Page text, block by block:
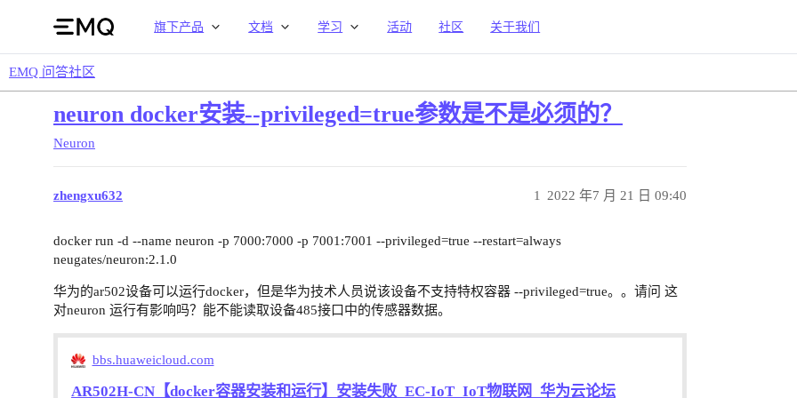
旗下产品 文档 学习 活动 社区 关于我们
EMQ 问答社区
neuron docker安装--privileged=true参数是不是必须的？
Neuron
zhengxu632 2022 年7 月 21 日 09:40
1
docker run -d --name neuron -p 7000:7000 -p 7001:7001 --privileged=true --restart=always
neugates/neuron:2.1.0
华为的ar502设备可以运行docker，但是华为技术人员说该设备不支持特权容器 --privileged=true。。请问 这
对neuron 运行有影响吗？能不能读取设备485接口中的传感器数据。
bbs.huaweicloud.com
AR502H-CN【docker容器安装和运行】安装失败_EC-IoT_IoT物联网_华为云论坛